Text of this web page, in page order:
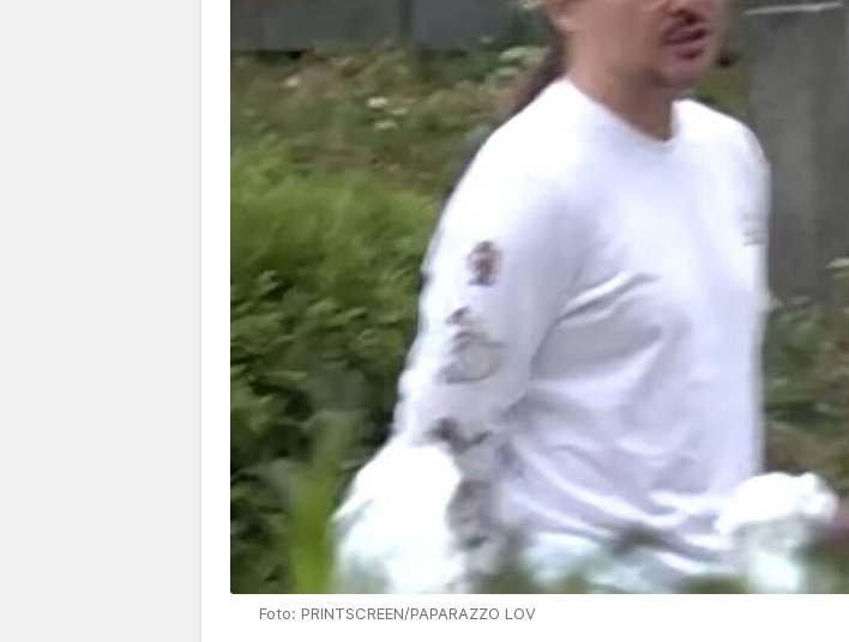
Foto: PRINTSCREEN/PAPARAZZO LOV